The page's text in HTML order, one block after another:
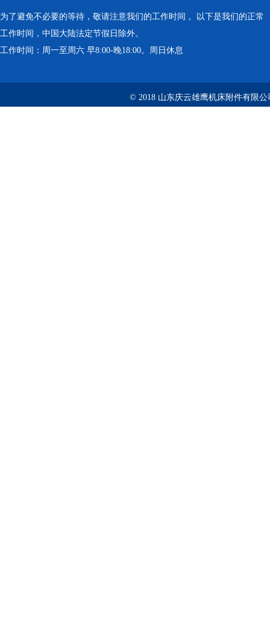
为了避免不必要的等待，敬请注意我们的工作时间 。以下是我们的正常
工作时间，中国大陆法定节假日除外。
工作时间：周一至周六 早8:00-晚18:00。周日休息
© 2018 山东庆云雄鹰机床附件有限